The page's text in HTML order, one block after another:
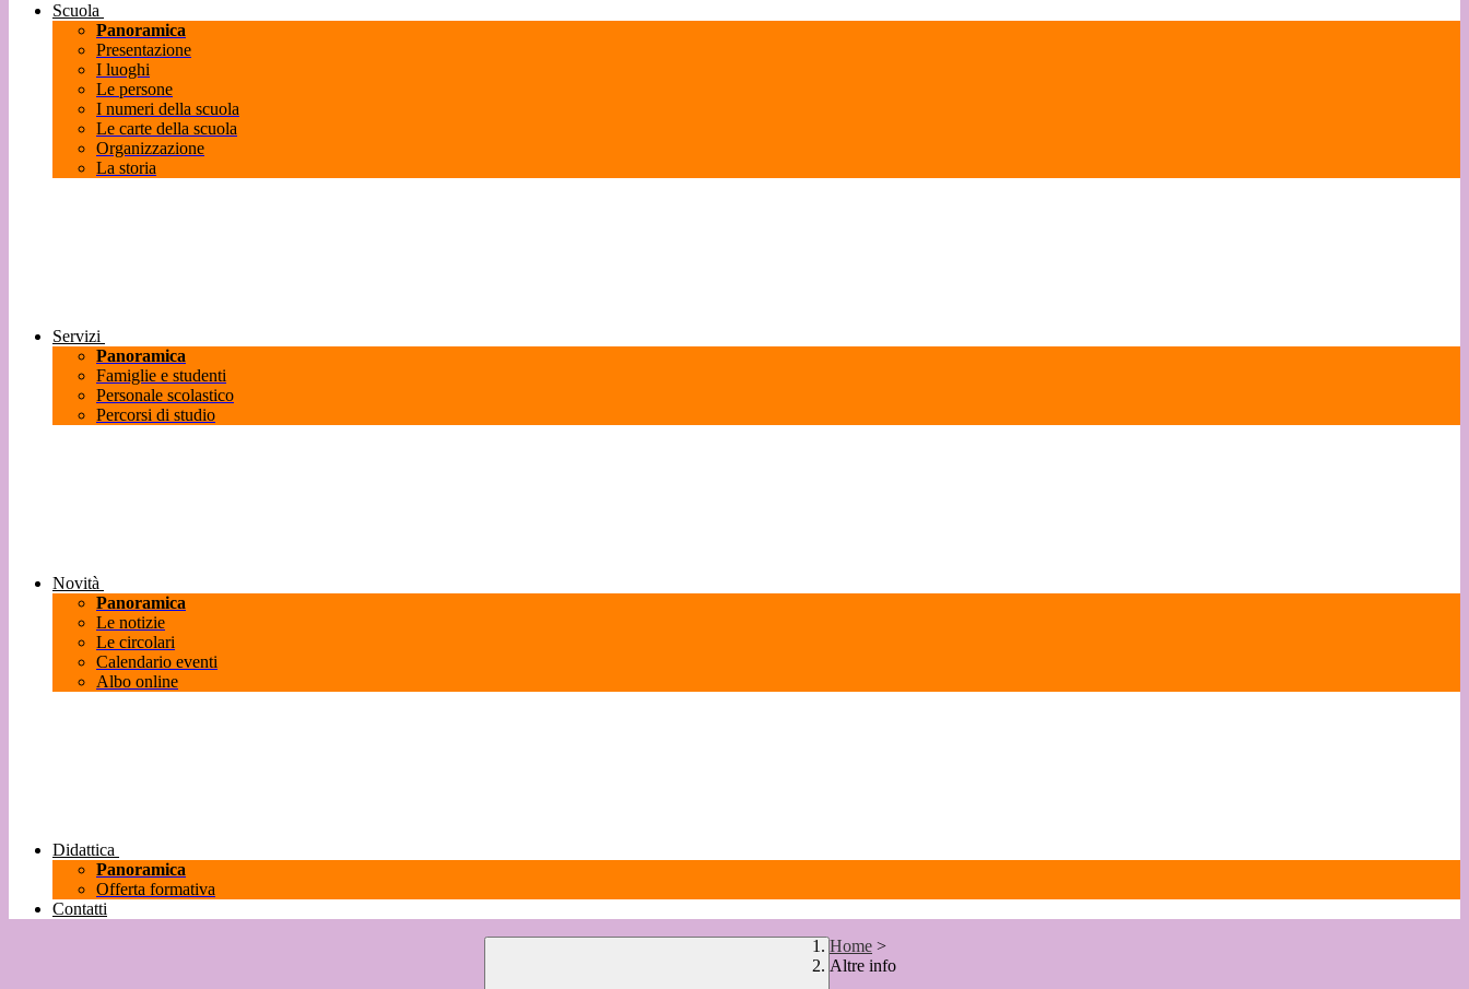
Scuola
Panoramica
Presentazione
I luoghi
Le persone
I numeri della scuola
Le carte della scuola
Organizzazione
La storia
Servizi
Panoramica
Famiglie e studenti
Personale scolastico
Percorsi di studio
Novità
Panoramica
Le notizie
Le circolari
Calendario eventi
Albo online
Didattica
Panoramica
Offerta formativa
Contatti
Home >
Altre info